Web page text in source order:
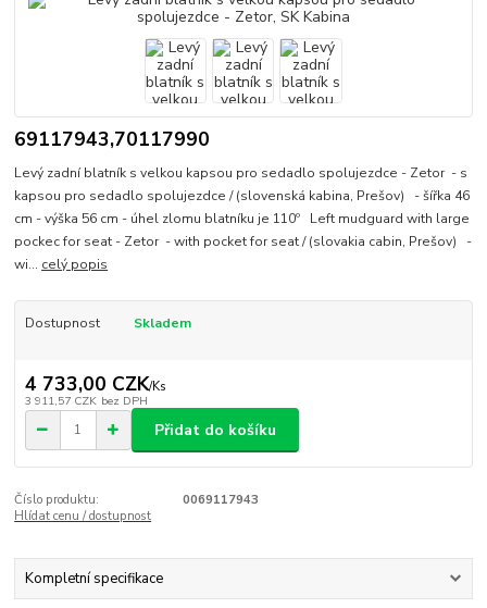
69117943,70117990
Levý zadní blatník s velkou kapsou pro sedadlo spolujezdce - Zetor - s
kapsou pro sedadlo spolujezdce / (slovenská kabina, Prešov) - šířka 46
cm - výška 56 cm - úhel zlomu blatníku je 110º Left mudguard with large
pockec for seat - Zetor - with pocket for seat / (slovakia cabin, Prešov) -
wi... celý popis
Dostupnost Skladem
4 733,00 CZK/Ks
3 911,57 CZK bez DPH
Přidat do košíku
Číslo produktu:
0069117943
Hlídat cenu / dostupnost
Kompletní specifikace